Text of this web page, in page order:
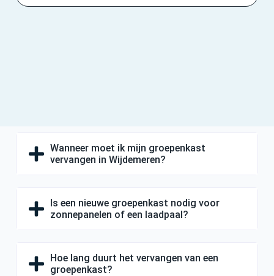
Wanneer moet ik mijn groepenkast
vervangen in Wijdemeren?
Is een nieuwe groepenkast nodig voor
zonnepanelen of een laadpaal?
Hoe lang duurt het vervangen van een
groepenkast?